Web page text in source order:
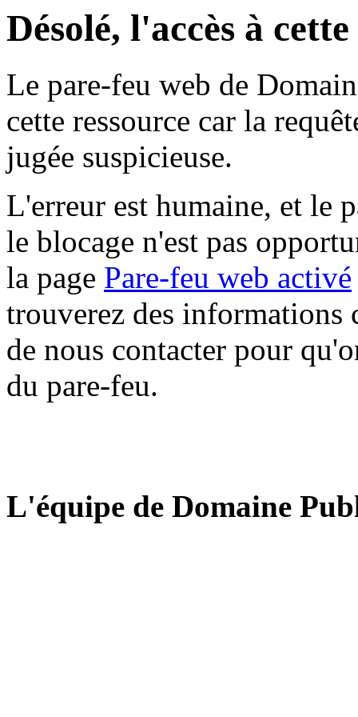
Désolé, l'accès à
Le pare-feu web de
cette ressource car la
jugée suspicieuse.
L'erreur est humaine, et le
le blocage n'est pas
la page Pare-feu web activé
trouverez des informations
de nous contacter pour
du pare-feu.
L'équipe de Domaine